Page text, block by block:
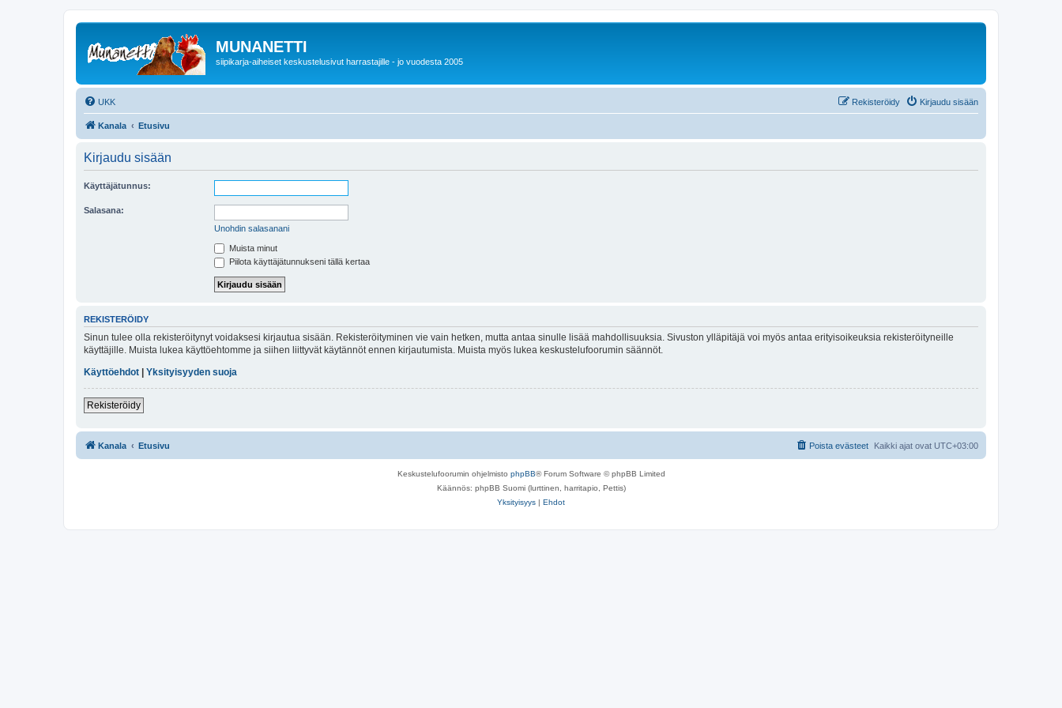
MUNANETTI
siipikarja-aiheiset keskustelusivut harrastajille - jo vuodesta 2005
UKK Kirjaudu sisään
Rekisteröidy
Kanala Etusivu
Kirjaudu sisään
Käyttäjätunnus:
Salasana:
Unohdin salasanani
Muista minut
Piilota käyttäjätunnukseni tällä kertaa
REKISTERÖIDY
Sinun tulee olla rekisteröitynyt voidaksesi kirjautua sisään. Rekisteröityminen vie vain hetken, mutta antaa sinulle lisää mahdollisuuksia. Sivuston ylläpitäjä voi myös antaa erityisoikeuksia rekisteröityneille
käyttäjille. Muista lukea käyttöehtomme ja siihen liittyvät käytännöt ennen kirjautumista. Muista myös lukea keskustelufoorumin säännöt.
Käyttöehdot
Yksityisyyden suoja
Rekisteröidy
Kanala Etusivu Kaikki ajat ovat UTC+03:00
Poista evästeet
Keskustelufoorumin ohjelmisto phpBB® Forum Software © phpBB Limited
Käännös: phpBB Suomi (lurttinen, harritapio, Pettis)
Yksityisyys | Ehdot